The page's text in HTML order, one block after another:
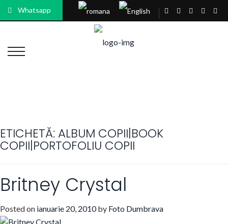
Whatsapp
ETICHETĂ: ALBUM COPII|BOOK
COPII|PORTOFOLIU COPII
Britney Crystal
Posted on ianuarie 20, 2010by Foto Dumbrava